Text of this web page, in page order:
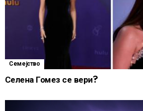
Семејство
Селена Гомез се вери?